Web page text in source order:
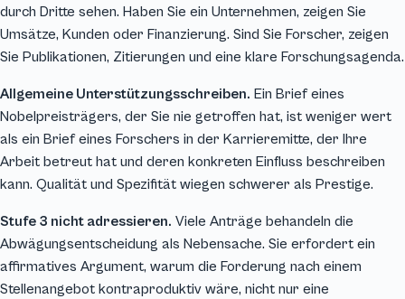
durch Dritte sehen. Haben Sie ein Unternehmen, zeigen Sie
Umsätze, Kunden oder Finanzierung. Sind Sie Forscher, zeigen
Sie Publikationen, Zitierungen und eine klare Forschungsagenda.
Allgemeine Unterstützungsschreiben. Ein Brief eines
Nobelpreisträgers, der Sie nie getroffen hat, ist weniger wert
als ein Brief eines Forschers in der Karrieremitte, der Ihre
Arbeit betreut hat und deren konkreten Einfluss beschreiben
kann. Qualität und Spezifität wiegen schwerer als Prestige.
Stufe 3 nicht adressieren. Viele Anträge behandeln die
Abwägungsentscheidung als Nebensache. Sie erfordert ein
affirmatives Argument, warum die Forderung nach einem
Stellenangebot kontraproduktiv wäre, nicht nur eine